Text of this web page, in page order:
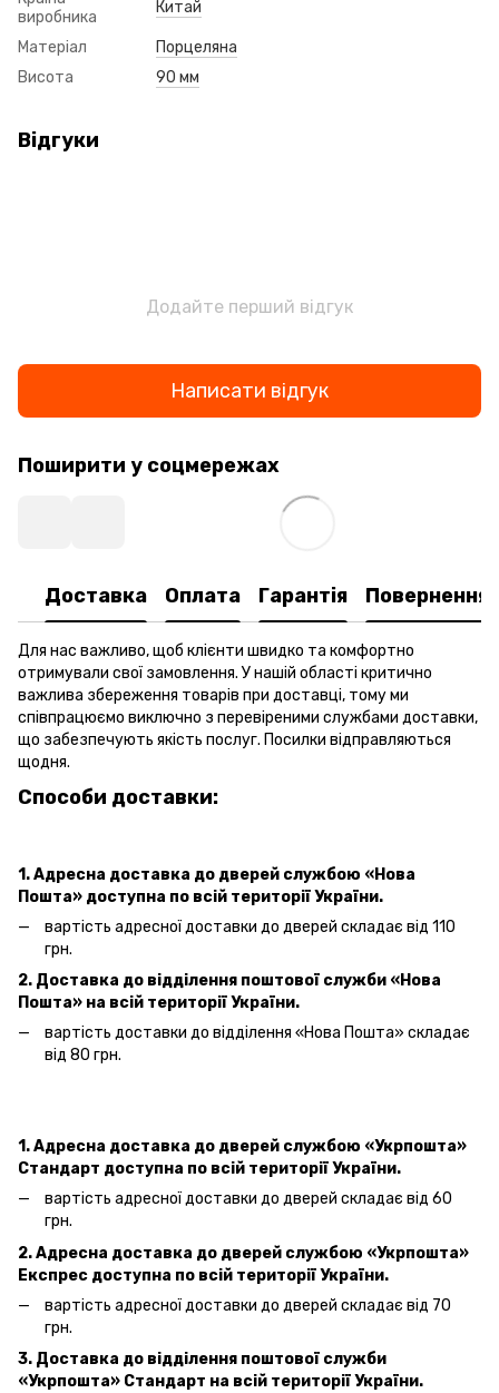
виробника
Китай
Матеріал
Порцеляна
Висота
90 мм
Відгуки
Додайте перший відгук
Написати відгук
Поширити у соцмережах
Доставка Оплата Гарантія Повернення
Для нас важливо, щоб клієнти швидко та комфортно
отримували свої замовлення. У нашій області критично
важлива збереження товарів при доставці, тому ми
співпрацюємо виключно з перевіреними службами доставки,
що забезпечують якість послуг. Посилки відправляються
щодня.
Способи доставки:
1. Адресна доставка до дверей службою «Нова
Пошта» доступна по всій території України.
вартість адресної доставки до дверей складає від 110
грн.
2. Доставка до відділення поштової служби «Нова
Пошта» на всій території України.
вартість доставки до відділення «Нова Пошта» складає
від 80 грн.
1. Адресна доставка до дверей службою «Укрпошта»
Стандарт доступна по всій території України.
вартість адресної доставки до дверей складає від 60
грн.
2. Адресна доставка до дверей службою «Укрпошта»
Експрес доступна по всій території України.
вартість адресної доставки до дверей складає від 70
грн.
3. Доставка до відділення поштової служби
«Укрпошта» Стандарт на всій території України.